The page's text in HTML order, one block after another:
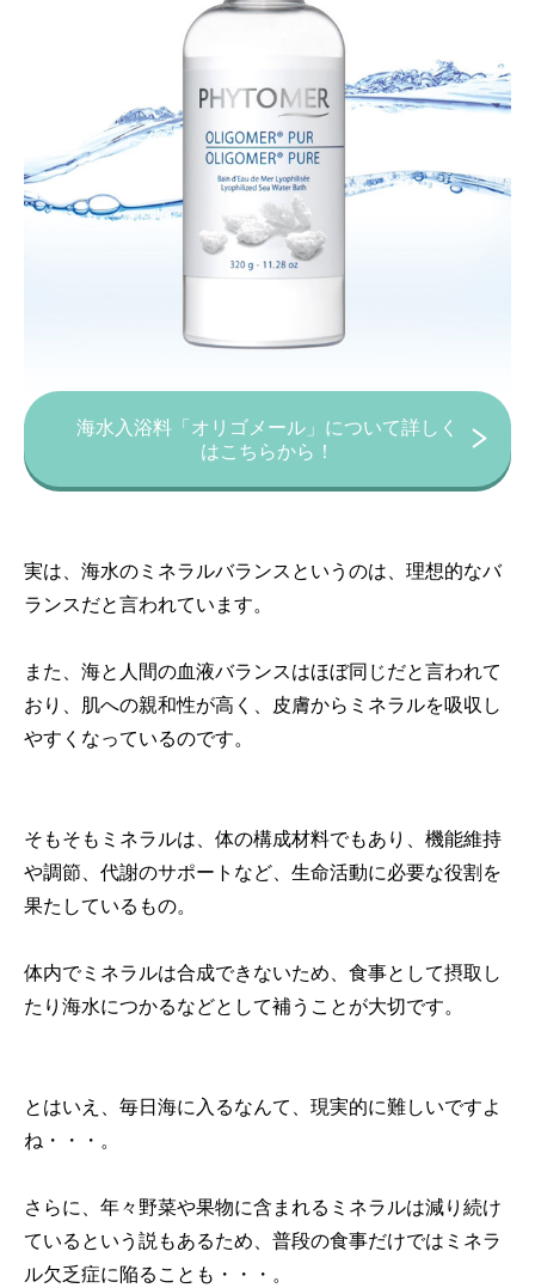
海水入浴料「オリゴメール」について詳しく
はこちらから！
実は、海水のミネラルバランスというのは、理想的なバ
ランスだと言われています。
また、海と人間の血液バランスはほぼ同じだと言われて
おり、肌への親和性が高く、皮膚からミネラルを吸収し
やすくなっているのです。
そもそもミネラルは、体の構成材料でもあり、機能維持
や調節、代謝のサポートなど、生命活動に必要な役割を
果たしているもの。
体内でミネラルは合成できないため、食事として摂取し
たり海水につかるなどとして補うことが大切です。
とはいえ、毎日海に入るなんて、現実的に難しいですよ
ね・・・。
さらに、年々野菜や果物に含まれるミネラルは減り続け
ているという説もあるため、普段の食事だけではミネラ
ル欠乏症に陥ることも・・・。